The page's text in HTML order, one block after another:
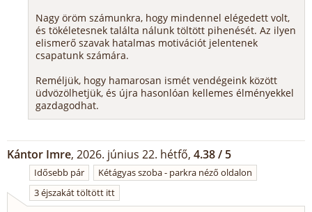
Nagy öröm számunkra, hogy mindennel elégedett volt,
és tökéletesnek találta nálunk töltött pihenését. Az ilyen
elismerő szavak hatalmas motivációt jelentenek
csapatunk számára.
Reméljük, hogy hamarosan ismét vendégeink között
üdvözölhetjük, és újra hasonlóan kellemes élményekkel
gazdagodhat.
Kántor Imre, 2026. június 22. hétfő, 4.38 / 5
Idősebb pár
Kétágyas szoba - parkra néző oldalon
3 éjszakát töltött itt